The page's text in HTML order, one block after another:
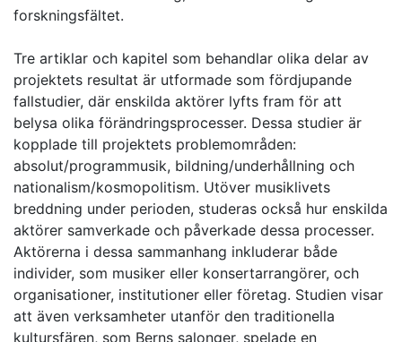
forskningsfältet.
Tre artiklar och kapitel som behandlar olika delar av
projektets resultat är utformade som fördjupande
fallstudier, där enskilda aktörer lyfts fram för att
belysa olika förändringsprocesser. Dessa studier är
kopplade till projektets problemområden:
absolut/programmusik, bildning/underhållning och
nationalism/kosmopolitism. Utöver musiklivets
breddning under perioden, studeras också hur enskilda
aktörer samverkade och påverkade dessa processer.
Aktörerna i dessa sammanhang inkluderar både
individer, som musiker eller konsertarrangörer, och
organisationer, institutioner eller företag. Studien visar
att även verksamheter utanför den traditionella
kultursfären, som Berns salonger, spelade en